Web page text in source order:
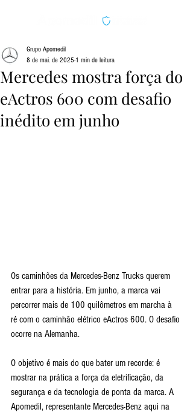
Mercedes mostra força do
eActros 600 com desafio
inédito em junho
Grupo Apomedil
8 de mai. de 2025 1 min de leitura
Os caminhões da Mercedes-Benz Trucks querem
entrar para a história. Em junho, a marca vai
percorrer mais de 100 quilômetros em marcha à
ré com o caminhão elétrico eActros 600. O desafio
ocorre na Alemanha.
O objetivo é mais do que bater um recorde: é
mostrar na prática a força da eletrificação, da
segurança e da tecnologia de ponta da marca. A
Apomedil, representante Mercedes-Benz aqui na